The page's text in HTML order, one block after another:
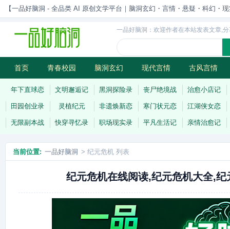
【一品好脑洞 - 全品类 AI 原创文学平台｜脑洞玄幻・言情・悬疑・科幻・
一品好脑洞：欢迎作者在本站发表文章,
首页 青春校园 脑洞玄幻 现代言情 古风言情
历史权谋 武侠江湖 灵异志怪 连载
年下直球恋 文明邂逅记 黑洞探险录 丧尸绝境战 治愈小店记
田园创业录 灵植纪元 非遗焕新恋 寒门状元恋 江湖侠女恋
无限副本战 快穿寻忆录 职场现实录 平凡生活记 亲情治愈记
当前位置: 一品好脑洞 > 纪元危机 列表
纪元危机在线阅读,纪元危机大全,纪